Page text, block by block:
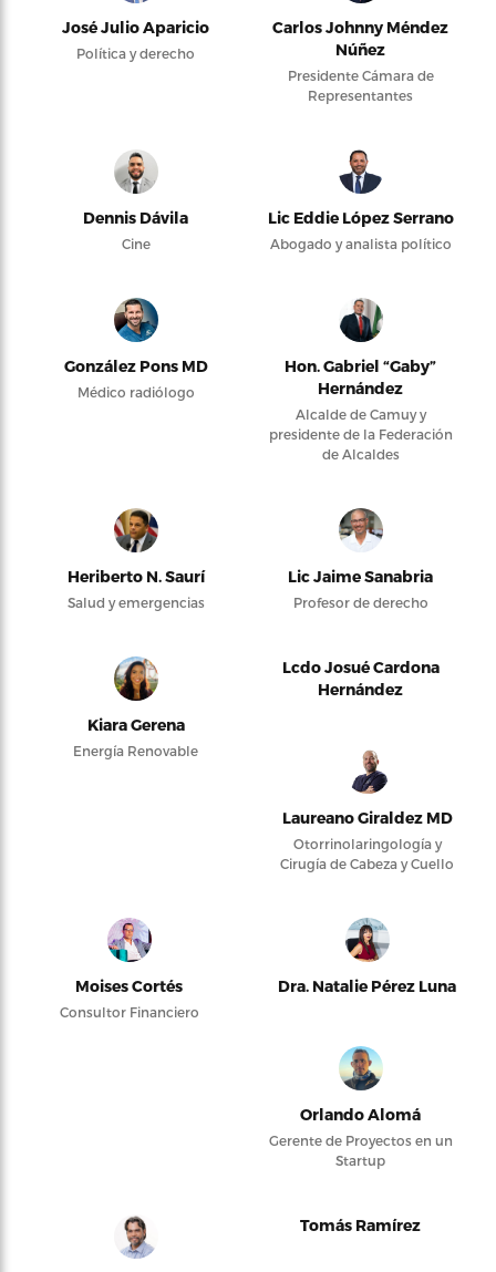
José Julio Aparicio
Política y derecho
Carlos Johnny Méndez
Núñez
Presidente Cámara de
Representantes
Dennis Dávila
Cine
Lic Eddie López Serrano
Abogado y analista político
González Pons MD
Médico radiólogo
Hon. Gabriel “Gaby”
Hernández
Alcalde de Camuy y
presidente de la Federación
de Alcaldes
Heriberto N. Saurí
Salud y emergencias
Lic Jaime Sanabria
Profesor de derecho
Kiara Gerena
Energía Renovable
Lcdo Josué Cardona
Hernández
Laureano Giraldez MD
Otorrinolaringología y
Cirugía de Cabeza y Cuello
Moises Cortés
Consultor Financiero
Dra. Natalie Pérez Luna
Orlando Alomá
Gerente de Proyectos en un
Startup
Tomás Ramírez